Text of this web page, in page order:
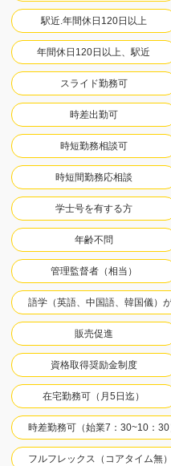
駅近.年間休日120日以上
年間休日120日以上、駅近
スライド勤務可
時差出勤可
時短勤務相談可
時短間勤務応相談
学士号を有する方
年齢不問
管理監督者（相当）
語学（英語、中国語、韓国儀）
販売促進
資格取得奨励金制度
在宅勤務可（月5日迄）
時差勤務可（始業7：30~10：30
フルフレックス（コアタイム無）